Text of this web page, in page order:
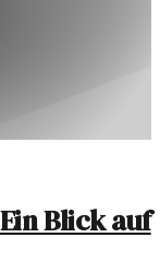
Blick auf